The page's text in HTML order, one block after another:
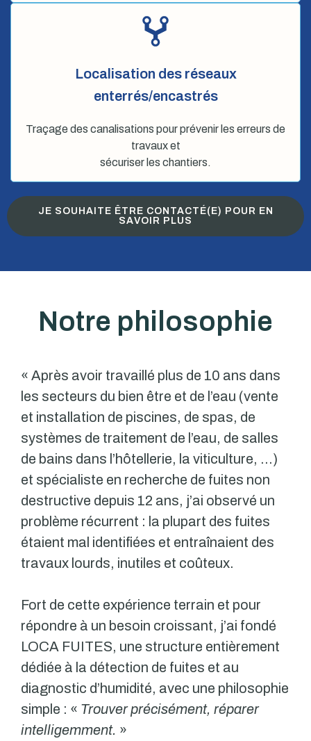
Localisation des réseaux
enterrés/encastrés
Traçage des canalisations pour prévenir les erreurs de
travaux et
sécuriser les chantiers.
JE SOUHAITE ÊTRE CONTACTÉ(E) POUR EN
SAVOIR PLUS
Notre philosophie
« Après avoir travaillé plus de 10 ans dans
les secteurs du bien être et de l’eau (vente
et installation de piscines, de spas, de
systèmes de traitement de l’eau, de salles
de bains dans l’hôtellerie, la viticulture, …)
et spécialiste en recherche de fuites non
destructive depuis 12 ans, j’ai observé un
problème récurrent : la plupart des fuites
étaient mal identifiées et entraînaient des
travaux lourds, inutiles et coûteux.
Fort de cette expérience terrain et pour
répondre à un besoin croissant, j’ai fondé
LOCA FUITES, une structure entièrement
dédiée à la détection de fuites et au
diagnostic d’humidité, avec une philosophie
simple : « Trouver précisément, réparer
intelligemment. »